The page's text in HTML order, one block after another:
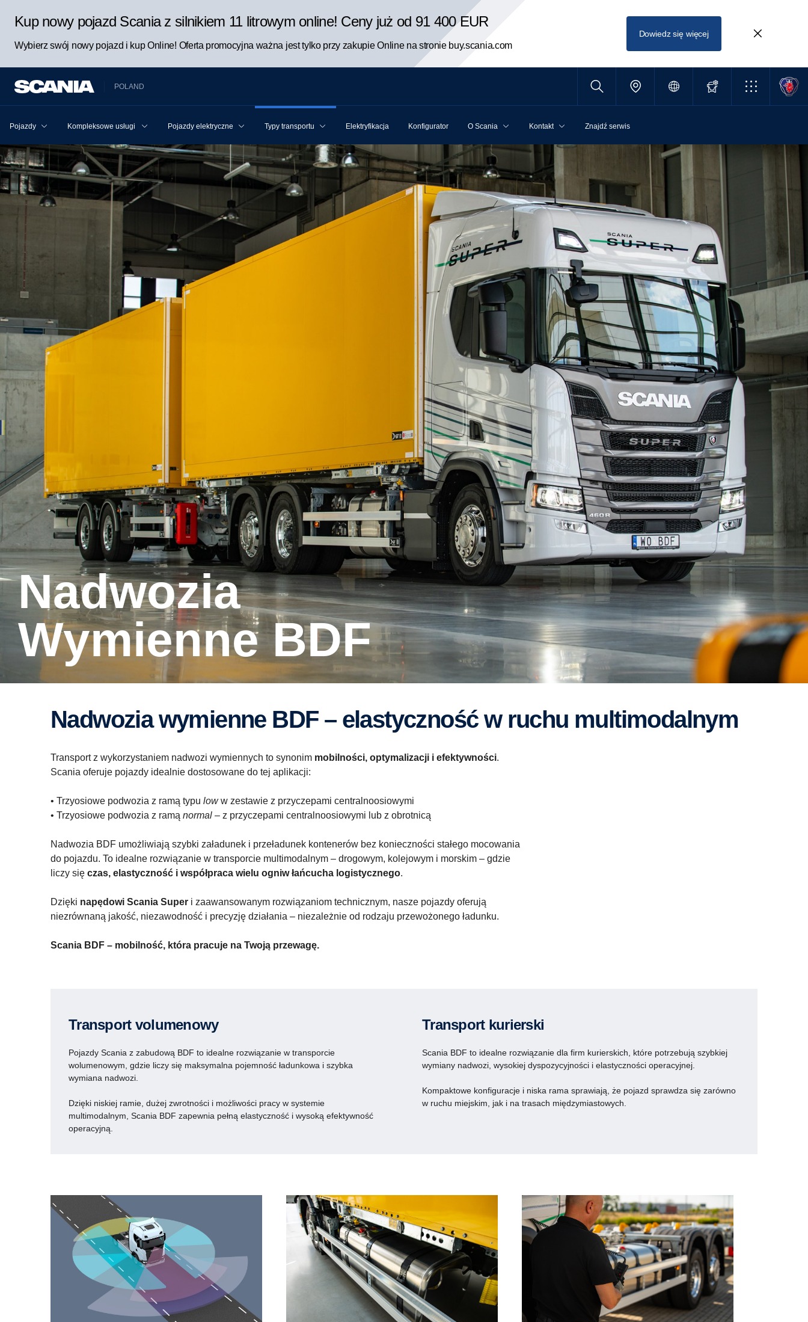
Kup nowy pojazd Scania z silnikiem 11 litrowym online! Ceny już od 91 400 EUR
Wybierz swój nowy pojazd i kup Online! Oferta promocyjna ważna jest tylko przy zakupie Online na stronie buy.scania.com
Dowiedz się więcej
POLAND
Pojazdy Kompleksowe usługi Scania dla pojazdu i kierowcy
Pojazdy elektryczne Typy transportu Elektryfikacja Konfigurator O Scania Kontakt Znajdź serwis
Nadwozia
wymienne BDF
Nadwozia wymienne BDF – elastyczność w ruchu multimodalnym
Transport z wykorzystaniem nadwozi wymiennych to synonim mobilności, optymalizacji i efektywności.
Scania oferuje pojazdy idealnie dostosowane do tej aplikacji:
• Trzyosiowe podwozia z ramą typu loww zestawie z przyczepami centralnoosiowymi
• Trzyosiowe podwozia z ramą normal – z przyczepami centralnoosiowymi lub z obrotnicą
Nadwozia BDF umożliwiają szybki załadunek i przeładunek kontenerów bez konieczności stałego mocowania
do pojazdu. To idealne rozwiązanie w transporcie multimodalnym – drogowym, kolejowym i morskim – gdzie
liczy się czas, elastyczność i współpraca wielu ogniw łańcucha logistycznego.
Dzięki napędowi Scania Super i zaawansowanym rozwiązaniom technicznym, nasze pojazdy oferują
niezrównaną jakość, niezawodność i precyzję działania – niezależnie od rodzaju przewożonego ładunku.
Scania BDF – mobilność, która pracuje na Twoją przewagę.
Transport volumenowy
Pojazdy Scania z zabudową BDF to idealne rozwiązanie w transporcie
wolumenowym, gdzie liczy się maksymalna pojemność ładunkowa i szybka
wymiana nadwozi.
Dzięki niskiej ramie, dużej zwrotności i możliwości pracy w systemie
multimodalnym, Scania BDF zapewnia pełną elastyczność i wysoką efektywność
operacyjną.
Transport kurierski
Scania BDF to idealne rozwiązanie dla firm kurierskich, które potrzebują szybkiej
wymiany nadwozi, wysokiej dyspozycyjności i elastyczności operacyjnej.
Kompaktowe konfiguracje i niska rama sprawiają, że pojazd sprawdza się zarówno
w ruchu miejskim, jak i na trasach międzymiastowych.